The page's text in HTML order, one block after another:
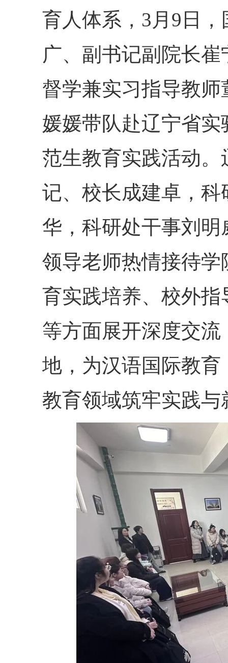
育人体系，3月9日
广、副书记副院长
督学兼实习指导教
媛媛带队赴辽宁省
范生教育实践活动
记、校长成建卓，
华，科研处干事刘
领导老师热情接待
育实践培养、校外
等方面展开深度交
地，为汉语国际教
教育领域筑牢实践与